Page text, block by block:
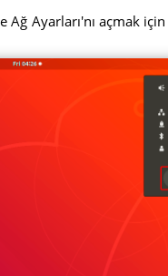
Ağ Ayarları'nı açmak